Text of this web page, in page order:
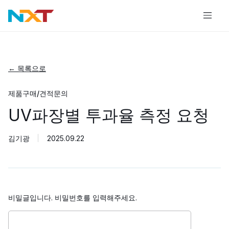
← 목록으로
제품구매/견적문의
UV파장별 투과율 측정 요청
김기광 2025.09.22
비밀글입니다. 비밀번호를 입력해주세요.